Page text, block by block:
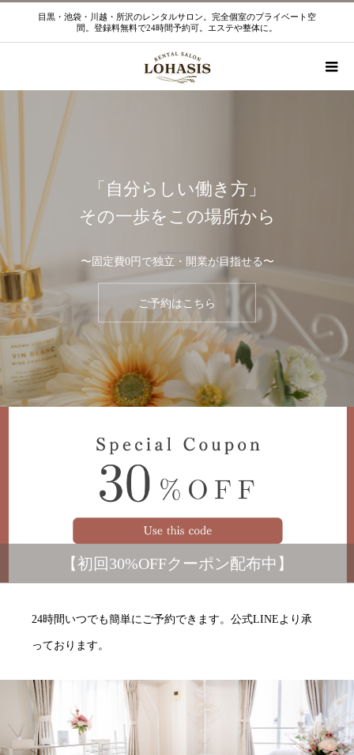
目黒・池袋・川越・所沢のレンタルサロン。完全個室のプライベート空
間。登録料無料で24時間予約可。エステや整体に。
「自分らしい働き方」
その一歩をこの場所から
〜固定費0円で独立・開業が目指せる〜
ご予約はこちら
【初回30%OFFクーポン配布中】
24時間いつでも簡単にご予約できます。公式LINEより承
っております。